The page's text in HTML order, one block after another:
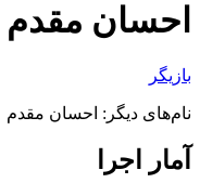
احسان مقدم
بازیگر
نام‌های دیگر: احسان مقدم
آمار اجرا